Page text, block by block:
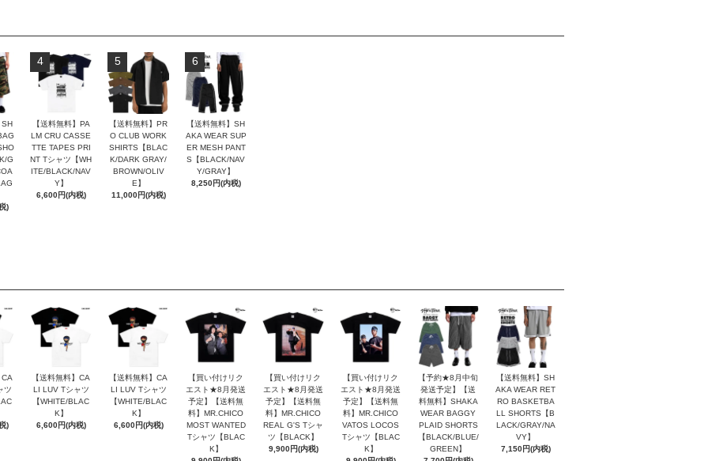
SH
G
)
4
【送料無料】PA
LM CRU CASSE
TTE TAPES PRI
NT Tシャツ【WH
ITE/BLACK/NAV
Y】
6,600円(内税)
5
【送料無料】PR
O CLUB WORK
SHIRTS【BLAC
K/DARK GRAY/
BROWN/OLIV
E】
11,000円(内税)
6
【送料無料】SH
AKA WEAR SUP
ER MESH PANT
S【BLACK/NAV
Y/GRAY】
8,250円(内税)
ツ
)
【送料無料】CA
LI LUV Tシャツ
【WHITE/BLAC
K】
6,600円(内税)
【送料無料】CA
LI LUV Tシャツ
【WHITE/BLAC
K】
6,600円(内税)
【買い付けリク
エスト★8月発送
予定】【送料無
料】MR.CHICO
MOST WANTED
Tシャツ【BLAC
K】
【買い付けリク
エスト★8月発送
予定】【送料無
料】MR.CHICO
REAL G'S Tシャ
ツ【BLACK】
9,900円(内税)
【買い付けリク
エスト★8月発送
予定】【送料無
料】MR.CHICO
VATOS LOCOS
Tシャツ【BLAC
K】
【予約★8月中旬
発送予定】【送
料無料】SHAKA
WEAR BAGGY
PLAID SHORTS
【BLACK/BLUE/
GREEN】
【送料無料】SH
AKA WEAR RET
RO BASKETBA
LL SHORTS【B
LACK/GRAY/NA
VY】
7,150円(内税)